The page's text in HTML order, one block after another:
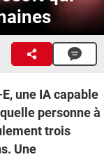
une IA capable
personne à
trois
Une